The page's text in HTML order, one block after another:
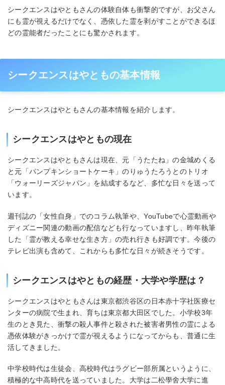
シークエンスはやともさんの体験自体も衝撃的ですが、お父さん
にも霊が視えるだけでなく、憑依した霊を剥がすことができるほ
どの霊能者だったことにも驚かされます。
シークエンスはやともの基本情報
シークエンスはやともさんの基本情報を紹介します。
シークエンスはやともの現在
シークエンスはやともさんは現在、元「うたたね」の金城めくる
と元「パンプキンショートケーキ」のりゅうたろうとのトリオ
「ウォーリーズジャパン」を結成するなど、多忙な日々を送って
います。
週刊誌の「女性自身」でのコラム執筆や、YouTubeで心霊動画や
ディズニー関連の動画の配信なども行なっていますし、昨年執筆
した「霊が教える幸せな生き方」の売れ行きも好調です。今後の
テレビ出演も含めて、これからも多忙な日々が続きそうです。
シークエンスはやともの経歴・大学や学歴は？
シークエンスはやともさんは東京都渋谷区の日本赤十字社医療セ
ンターの病院で生まれ、育ちは東京都大田区でした。小学校3年
生のとき見た、衝撃の殺人事件と殺された被害者男性の霊による
憑依体験がきっかけで霊が視えるようになってからも、普通に生
活してきました。
中学校時代は生徒会、高校時代はラグビー部所属というように、
積極的な中高時代を送っていました。大学は二松學舍大学に進